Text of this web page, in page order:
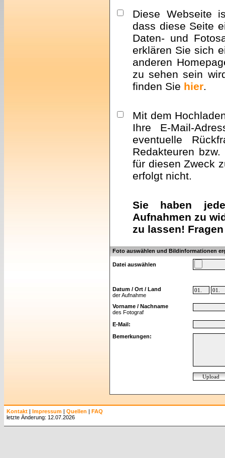
Diese Webseite
dass diese Seite
Daten- und
erklären Sie sich
anderen
zu sehen sein
finden Sie hier.
Mit dem
Ihre E-Mail-
eventuelle
Redakteuren
für diesen Zweck
erfolgt nicht.
Sie haben
Aufnahmen zu
zu lassen!
Foto auswählen und Bildinformationen
Datei auswählen
Datum / Ort / Land
der Aufnahme
Vorname / Nachname
des Fotograf
E-Mail:
Bemerkungen:
Kontakt | Impressum | Quellen | FAQ
letzte Änderung: 12.07.2026